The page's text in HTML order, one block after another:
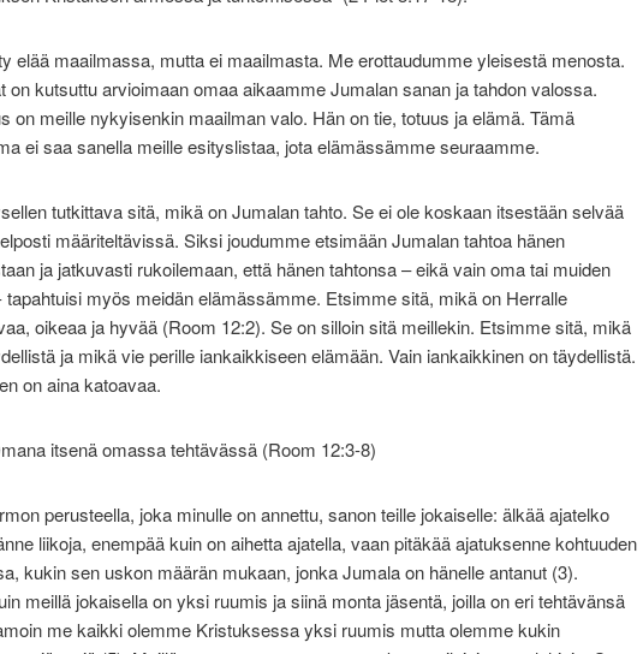
elää maailmassa, mutta ei maailmasta. Me erottaudumme yleisestä menosta.
on kutsuttu arvioimaan omaa aikaamme Jumalan sanan ja tahdon valossa.
on meille nykyisenkin maailman valo. Hän on tie, totuus ja elämä. Tämä
ei saa sanella meille esityslistaa, jota elämässämme seuraamme.
tutkittava sitä, mikä on Jumalan tahto. Se ei ole koskaan itsestään selvää
määriteltävissä. Siksi joudumme etsimään Jumalan tahtoa hänen
ja jatkuvasti rukoilemaan, että hänen tahtonsa – eikä vain oma tai muiden
tapahtuisi myös meidän elämässämme. Etsimme sitä, mikä on Herralle
oikeaa ja hyvää (Room 12:2). Se on silloin sitä meillekin. Etsimme sitä, mikä
ja mikä vie perille iankaikkiseen elämään. Vain iankaikkinen on täydellistä.
on aina katoavaa.
itsenä omassa tehtävässä (Room 12:3-8)
perusteella, joka minulle on annettu, sanon teille jokaiselle: älkää ajatelko
liikoja, enempää kuin on aihetta ajatella, vaan pitäkää ajatuksenne kohtuuden
kukin sen uskon määrän mukaan, jonka Jumala on hänelle antanut (3).
meillä jokaisella on yksi ruumis ja siinä monta jäsentä, joilla on eri tehtävänsä
me kaikki olemme Kristuksessa yksi ruumis mutta olemme kukin